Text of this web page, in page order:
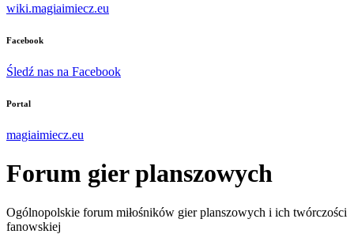
wiki.magiaimiecz.eu
Facebook
Śledź nas na Facebook
Portal
magiaimiecz.eu
Forum gier planszowych
Ogólnopolskie forum miłośników gier planszowych i ich twórczości
fanowskiej